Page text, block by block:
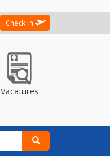
Check in
Vacatures